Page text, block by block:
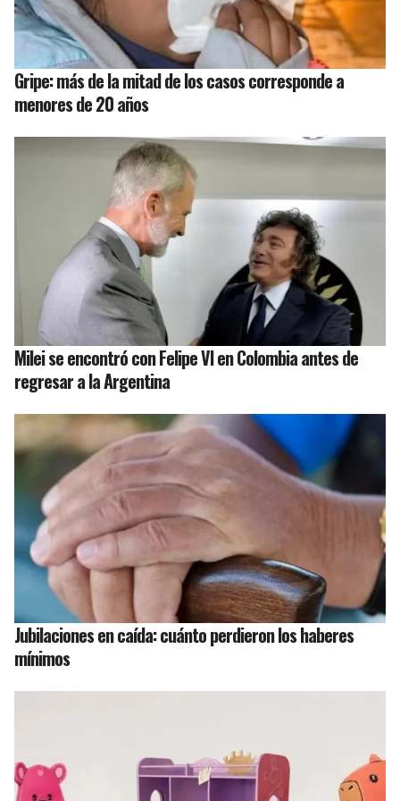
Gripe: más de la mitad de los casos corresponde a
menores de 20 años
Milei se encontró con Felipe VI en Colombia antes de
regresar a la Argentina
Jubilaciones en caída: cuánto perdieron los haberes
mínimos